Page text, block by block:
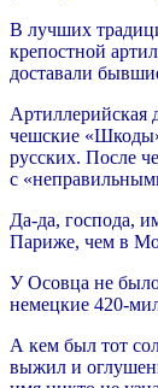
В лучших
крепостной
доставали
Артиллерийская
чешские
русских. После
с
Да-да, господа,
Париже, чем в
У Осовца не
немецкие 420-
А кем был тот
выжил и